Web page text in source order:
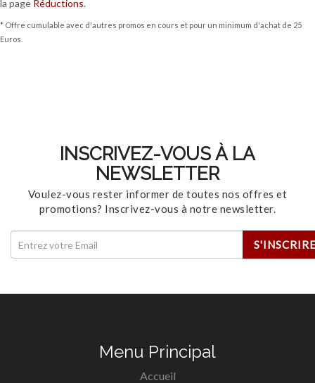
la page Réductions.
* Offre cumulable avec d'autres promos en cours et pour un minimum d'achat de 25
Euros.
INSCRIVEZ-VOUS À LA
NEWSLETTER
Voulez-vous rester informer de toutes nos offres et
promotions? Inscrivez-vous à notre newsletter.
Menu Principal
Accueil